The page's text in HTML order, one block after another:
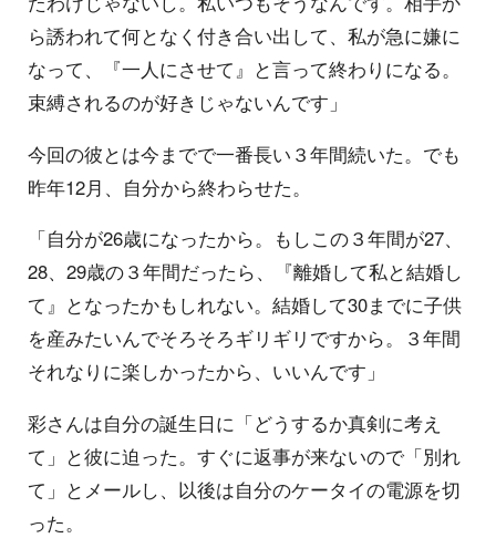
ら誘われて何となく付き合い出して、私が急に嫌に
なって、『一人にさせて』と言って終わりになる。
束縛されるのが好きじゃないんです」
今回の彼とは今までで一番長い３年間続いた。でも
昨年12月、自分から終わらせた。
「自分が26歳になったから。もしこの３年間が27、
28、29歳の３年間だったら、『離婚して私と結婚し
て』となったかもしれない。結婚して30までに子供
を産みたいんでそろそろギリギリですから。３年間
それなりに楽しかったから、いいんです」
彩さんは自分の誕生日に「どうするか真剣に考え
て」と彼に迫った。すぐに返事が来ないので「別れ
て」とメールし、以後は自分のケータイの電源を切
った。